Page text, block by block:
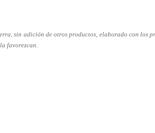
sin adición de otros productos, elaborado con los
favorezcan.